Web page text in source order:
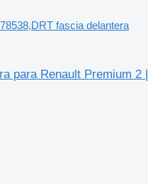
fascia delantera
para Renault Premium 2 |